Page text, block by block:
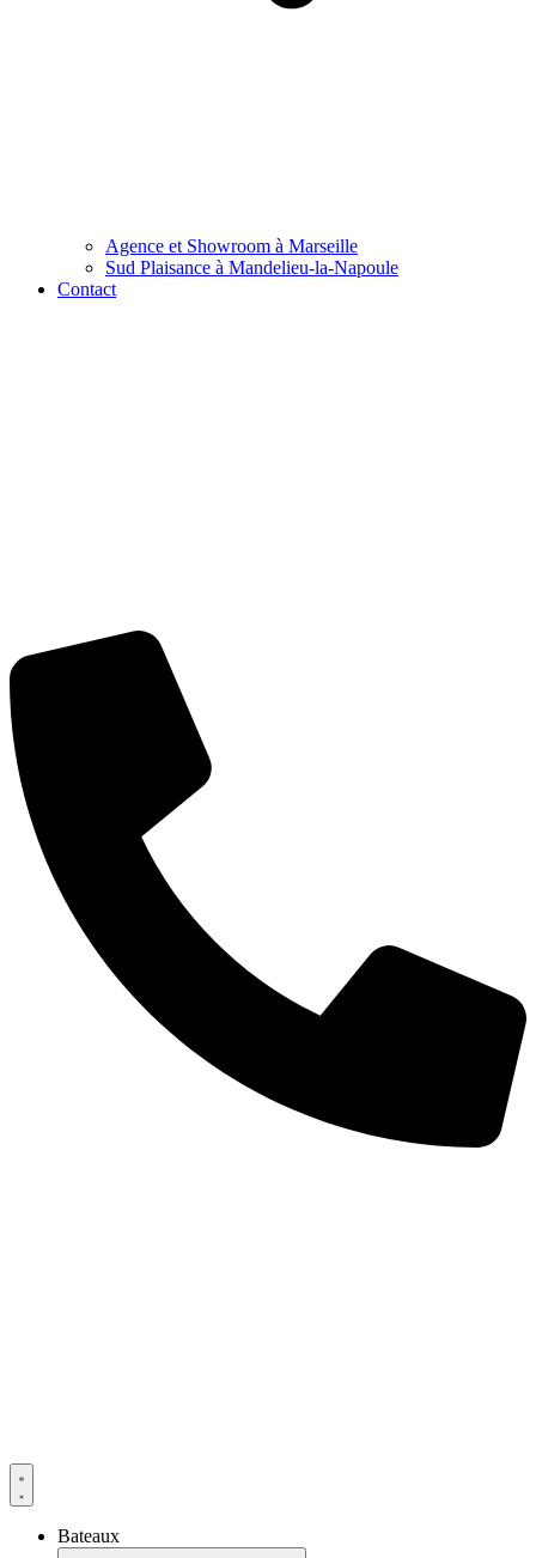
Agence et Showroom à Marseille
Sud Plaisance à Mandelieu-la-Napoule
Contact
Bateaux